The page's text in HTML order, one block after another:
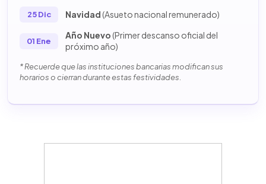
25 Dic Navidad(Asueto nacional remunerado)
01 Ene
Año Nuevo(Primer descanso oficial del
próximo año)
* Recuerde que las instituciones bancarias modifican sus
horarios o cierran durante estas festividades.